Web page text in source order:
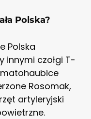
Polska?
Polska
innymi czołgi T-
Rosomak,
artyleryjski